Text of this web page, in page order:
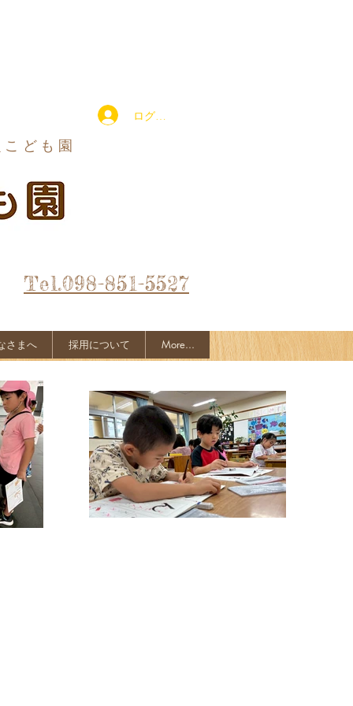
ログイン
ども園
Tel.098-851-5527
さまへ 採用について More...